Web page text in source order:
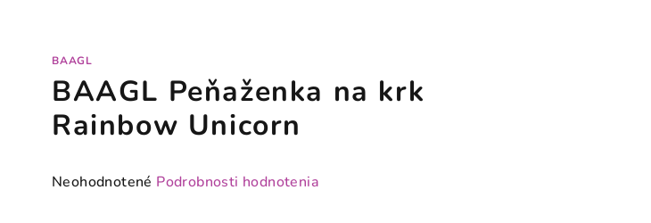
BAAGL
BAAGL Peňaženka na krk
Rainbow Unicorn
Priemerné
Neohodnotené Podrobnosti hodnotenia